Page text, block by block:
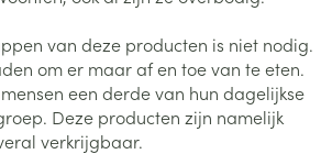
van deze producten is niet nodig.
om er maar af en toe van te eten.
een derde van hun dagelijkse
Deze producten zijn namelijk
verkrijgbaar.